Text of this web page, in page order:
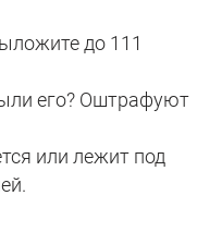
до 111
его? Оштрафуют
или лежит под